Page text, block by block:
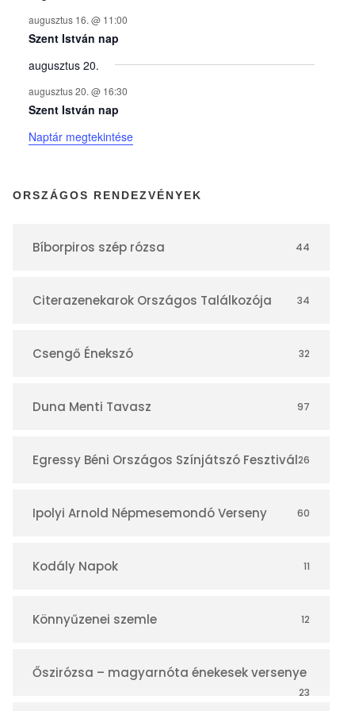
y
e
k
n
a
á
r
augusztus 16. @ 11:00
Szent István nap
augusztus 20.
augusztus 20. @ 16:30
Szent István nap
Naptár megtekintése
ORSZÁGOS RENDEZVÉNYEK
Bíborpiros szép rózsa 44
Citerazenekarok Országos Találkozója 34
Csengő Énekszó 32
Duna Menti Tavasz 97
Egressy Béni Országos Színjátszó Fesztivál26
Ipolyi Arnold Népmesemondó Verseny 60
Kodály Napok 11
Könnyűzenei szemle 12
Őszirózsa – magyarnóta énekesek versenye
23